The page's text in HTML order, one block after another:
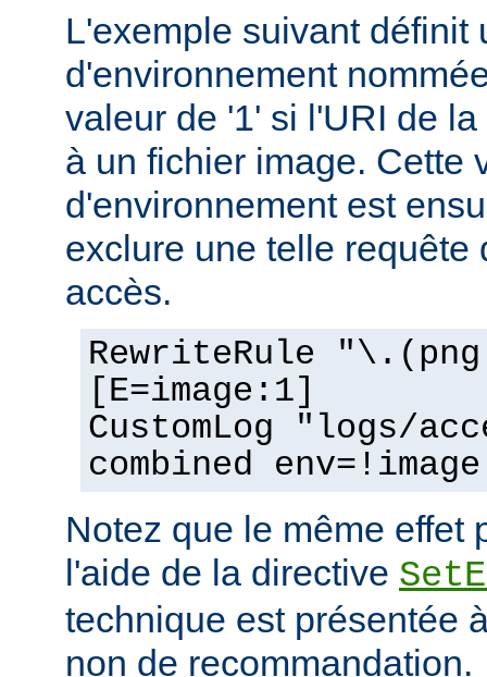
L'exemple suivant définit
d'environnement
valeur de '1' si l'URI de
à un fichier image. Cette
d'environnement est
exclure une telle requête
accès.
RewriteRule
[E=image:1]
CustomLog "logs/
combined env=!image
Notez que le même effet
l'aide de la directive
technique est présentée
non de recommandation.